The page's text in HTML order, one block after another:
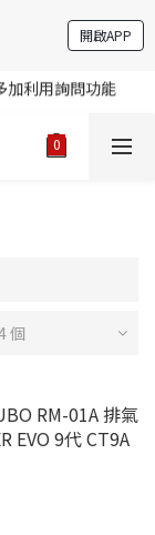
開啟APP
優惠
惠
個